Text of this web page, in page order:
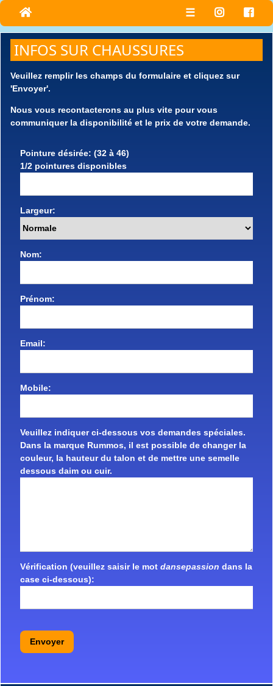
☰
INFOS SUR CHAUSSURES
Veuillez remplir les champs du formulaire et cliquez sur
'Envoyer'.
Nous vous recontacterons au plus vite pour vous
communiquer la disponibilité et le prix de votre demande.
Pointure désirée: (32 à 46)
1/2 pointures disponibles
Largeur:
Nom:
Prénom:
Email:
Mobile:
Veuillez indiquer ci-dessous vos demandes spéciales.
Dans la marque Rummos, il est possible de changer la
couleur, la hauteur du talon et de mettre une semelle
dessous daim ou cuir.
Vérification (veuillez saisir le mot dansepassion dans la
case ci-dessous):
Envoyer